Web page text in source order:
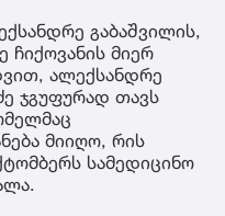
გაბაშვილის,
ჩიქოვანის მიერ
ალექსანდრე
ჯგუფურად თავს
მიიღო, რის
სამედიცინო